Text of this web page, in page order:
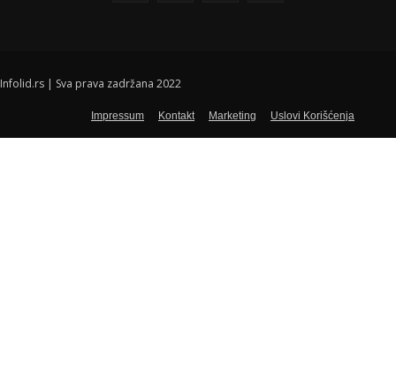
Infolid.rs | Sva prava zadržana 2022
Impressum Kontakt Marketing Uslovi Korišćenja